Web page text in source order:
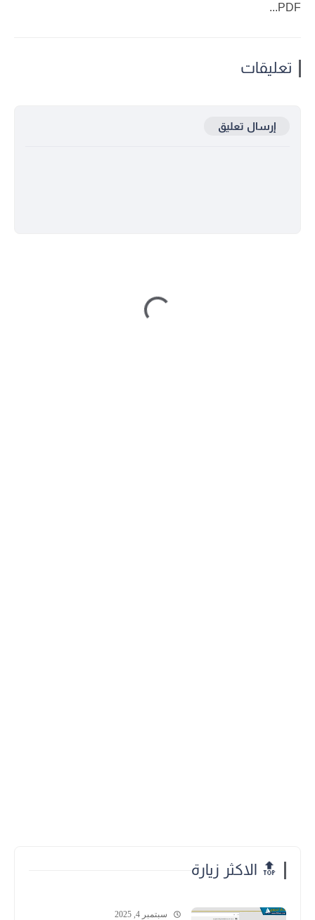
PDF...
تعليقات
إرسال تعليق
🔝 الاكثر زيارة
سبتمبر 4, 2025